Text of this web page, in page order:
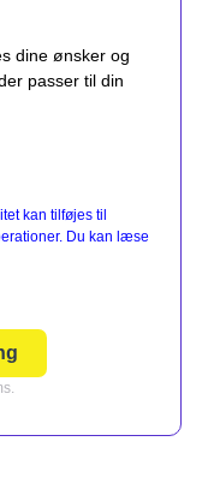
dine ønsker og
passer til din
kan tilføjes til
Du kan læse